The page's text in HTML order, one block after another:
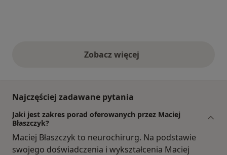
Zobacz więcejopinie powyżej
Najczęściej zadawane pytania
Jaki jest zakres porad oferowanych przez Maciej
Błaszczyk?
Maciej Błaszczyk to neurochirurg. Na podstawie
swojego doświadczenia i wykształcenia Maciej